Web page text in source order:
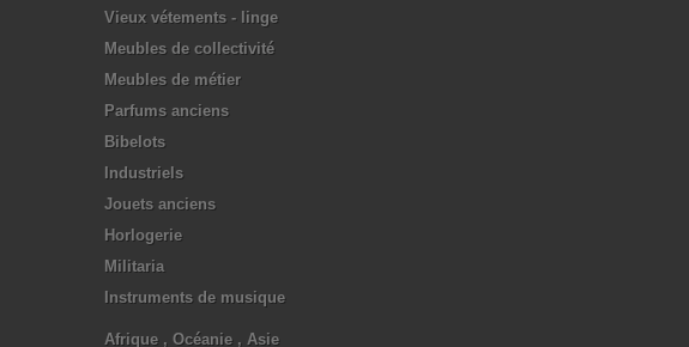
Vieux vétements - linge
Meubles de collectivité
Meubles de métier
Parfums anciens
Bibelots
Industriels
Jouets anciens
Horlogerie
Militaria
Instruments de musique
Afrique , Océanie , Asie